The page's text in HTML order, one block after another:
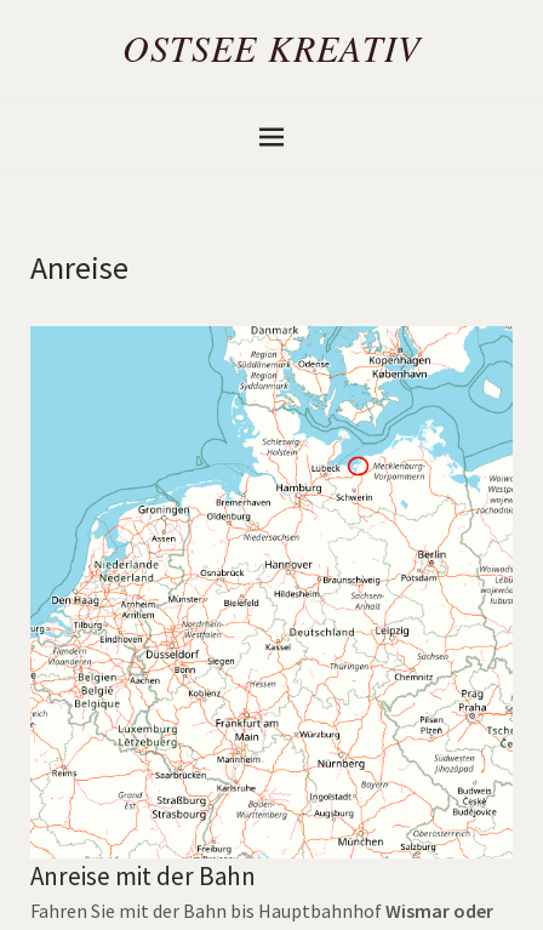
OSTSEE KREATIV
Anreise
Anreise mit der Bahn
Fahren Sie mit der Bahn bis HauptbahnhofWismar oder